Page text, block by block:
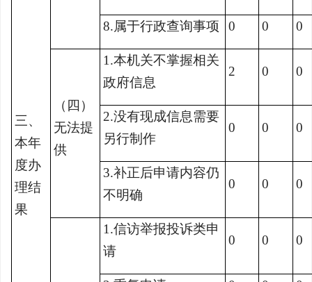
三、
本年
度办
理结
果
8.属于行政查询事项 0 0 0
（四）
无法提
供
1.本机关不掌握相关
政府信息
2 0 0
2.没有现成信息需要
另行制作
0 0 0
3.补正后申请内容仍
不明确
0 0 0
1.信访举报投诉类申
请
0 0 0